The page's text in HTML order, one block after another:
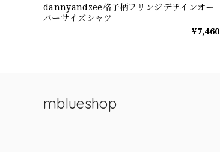
dannyandzee格子柄フリンジデザインオー
バーサイズシャツ
¥7,460
mblueshop